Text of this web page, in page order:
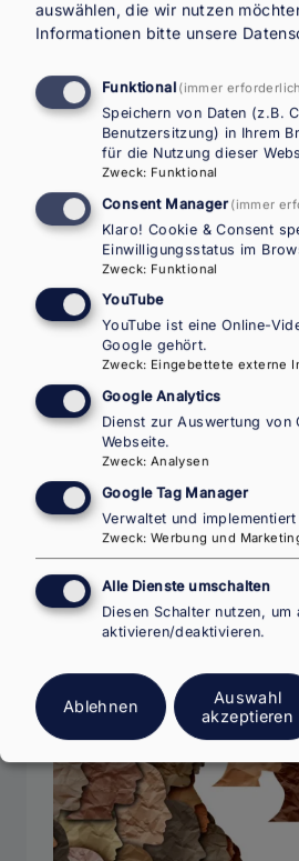
|
ÖAW
Vergangene
Events
20. JANUAR 2026,
CAMPUS & ONLINE
Book Presentation:
Postcolonial
to the West
Präsentation des Buches
African Migration to the
for Recognition
und Podiumsdiskussion mit
Weiterlesen über
Book
African
Migration
to
the
West
auswählen, die wir nutzen
Informationen bitte unsere
Funktional (immer
Speichern von Daten (z.B.
Benutzersitzung) in Ihrem
für die Nutzung dieser
Zweck: Funktional
Consent Manager (immer
Klaro! Cookie & Consent
Einwilligungsstatus im
Zweck: Funktional
YouTube
YouTube ist eine Online-
Google gehört.
Zweck: Eingebettete externe
Google Analytics
Dienst zur Auswertung von
Webseite.
Zweck: Analysen
Google Tag Manager
Verwaltet und
Zweck: Werbung und
Alle Dienste umschalten
Diesen Schalter nutzen, um
aktivieren/deaktivieren.
Ablehnen
Auswahl
akzeptieren